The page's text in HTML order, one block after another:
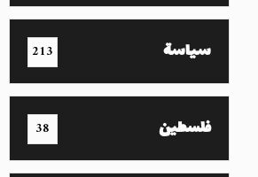
سياسة 213
فلسطين 38